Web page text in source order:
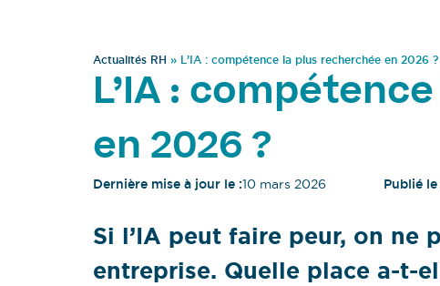
Actualités RH » L’IA : compétence la plus recherchée en 2026 ?
L’IA :
en 2026 ?
Dernière mise à jour le :10 mars 2026 Publié le
Si l’IA peut faire peur, on ne
entreprise. Quelle place a-t-